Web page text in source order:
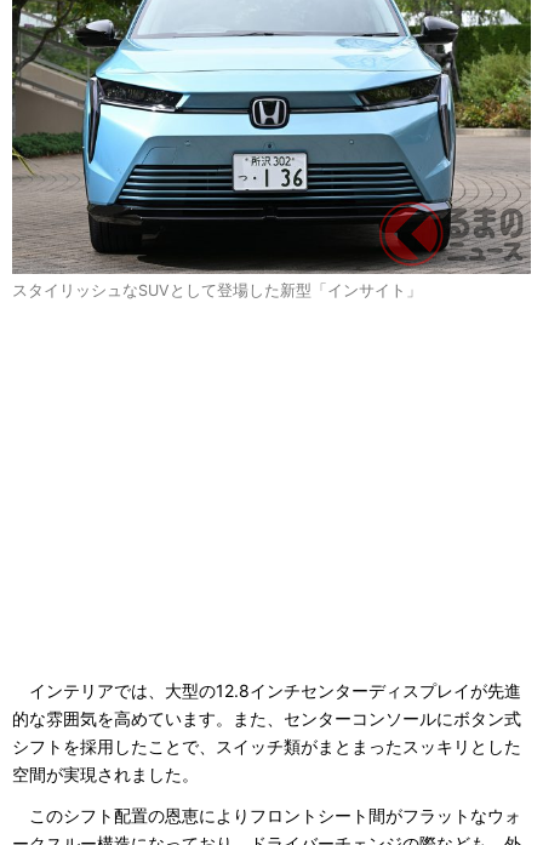
スタイリッシュなSUVとして登場した新型「インサイト」
インテリアでは、大型の12.8インチセンターディスプレイが先進
的な雰囲気を高めています。また、センターコンソールにボタン式
シフトを採用したことで、スイッチ類がまとまったスッキリとした
空間が実現されました。
このシフト配置の恩恵によりフロントシート間がフラットなウォ